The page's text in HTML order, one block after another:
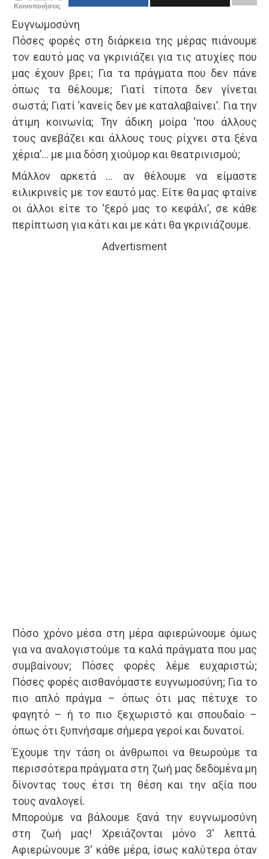
Κοινοποιήσεις
Ευγνωμοσύνη
Πόσες φορές στη διάρκεια της μέρας πιάνουμε
τον εαυτό μας να γκρινιάζει για τις ατυχίες που
μας έχουν βρει; Για τα πράγματα που δεν πάνε
όπως τα θέλουμε; Γιατί τίποτα δεν γίνεται
σωστά; Γιατί ‘κανείς δεν με καταλαβαίνει’. Για την
άτιμη κοινωνία; Την άδικη μοίρα ‘που άλλους
τους ανεβάζει και άλλους τους ρίχνει στα ξένα
χέρια’… με μια δόση χιούμορ και θεατρινισμού;
Μάλλον αρκετά … αν θέλουμε να είμαστε
ειλικρινείς με τον εαυτό μας. Είτε θα μας φταίνε
οι άλλοι είτε το ‘ξερό μας το κεφάλι’, σε κάθε
περίπτωση για κάτι και με κάτι θα γκρινιάζουμε.
Advertisment
Πόσο χρόνο μέσα στη μέρα αφιερώνουμε όμως
για να αναλογιστούμε τα καλά πράγματα που μας
συμβαίνουν; Πόσες φορές λέμε ευχαριστώ;
Πόσες φορές αισθανόμαστε ευγνωμοσύνη; Για το
πιο απλό πράγμα – όπως ότι μας πέτυχε το
φαγητό – ή το πιο ξεχωριστό και σπουδαίο –
όπως ότι ξυπνήσαμε σήμερα γεροί και δυνατοί.
Έχουμε την τάση οι άνθρωποι να θεωρούμε τα
περισσότερα πράγματα στη ζωή μας δεδομένα μη
δίνοντας τους έτσι τη θέση και την αξία που
τους αναλογεί.
Μπορούμε να βάλουμε ξανά την ευγνωμοσύνη
στη ζωή μας! Χρειάζονται μόνο 3′ λεπτά.
Αφιερώνουμε 3′ κάθε μέρα, ίσως καλύτερα όταν